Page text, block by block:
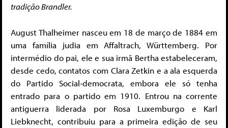
tradição Brandler.
August Thalheimer nasceu em 18 de março de 1884 em
uma família judia em Affaltrach, Württemberg. Por
intermédio do pai, ele e sua irmã Bertha estabeleceram,
desde cedo, contatos com Clara Zetkin e a ala esquerda
do Partido Social-democrata, embora ele só tenha
entrado para o partido em 1910. Entrou na corrente
antiguerra liderada por Rosa Luxemburgo e Karl
Liebknecht, contribuiu para a primeira edição de seu